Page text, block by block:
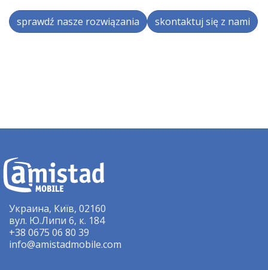
sprawdź nasze rozwiązania skontaktuj się z nami
Украина, Київ, 02160
вул. Ю.Липи 6, к. 184
+38 0675 06 80 39
info@amistadmobile.com